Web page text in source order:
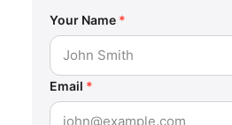
Your Name *
Email *